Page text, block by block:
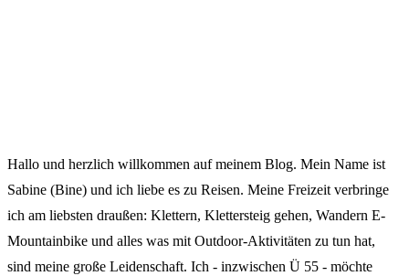
Hallo und herzlich willkommen auf meinem Blog. Mein Name ist
Sabine (Bine) und ich liebe es zu Reisen. Meine Freizeit verbringe
ich am liebsten draußen: Klettern, Klettersteig gehen, Wandern E-
Mountainbike und alles was mit Outdoor-Aktivitäten zu tun hat,
sind meine große Leidenschaft. Ich - inzwischen Ü 55 - möchte